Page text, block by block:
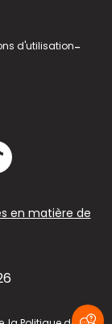
d'utilisation-
en matière de